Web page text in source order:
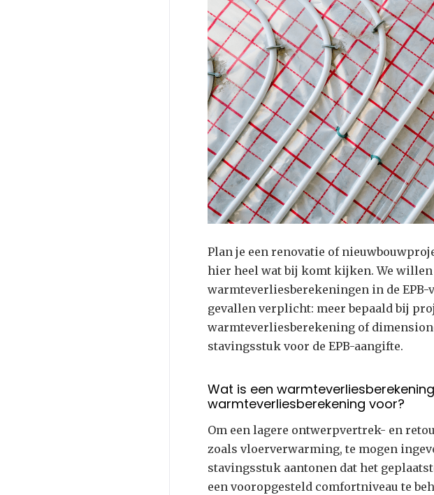
Plan je een renovatie of
hier heel wat bij komt kijken. We
warmteverliesberekeningen in de
gevallen verplicht: meer bepaald bij
warmteverliesberekening of
stavingsstuk voor de EPB-aangifte.
Wat is een
warmteverliesberekening voor?
Om een lagere ontwerpvertrek- en
zoals vloerverwarming, te mogen
stavingsstuk aantonen dat het
een vooropgesteld comfortniveau te